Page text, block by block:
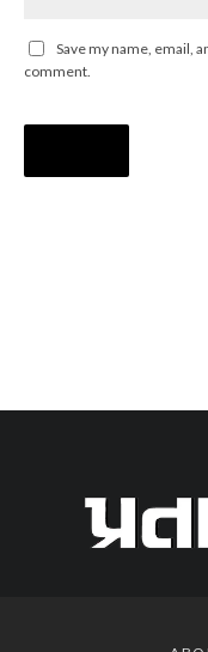
Save my name, email,
comment.